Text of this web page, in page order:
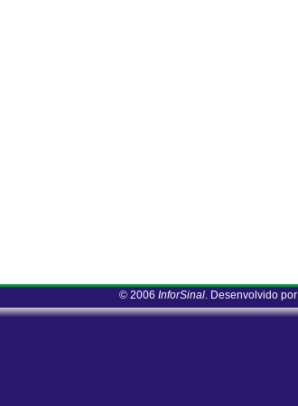
© 2006 InforSinal. Desenvolvido por